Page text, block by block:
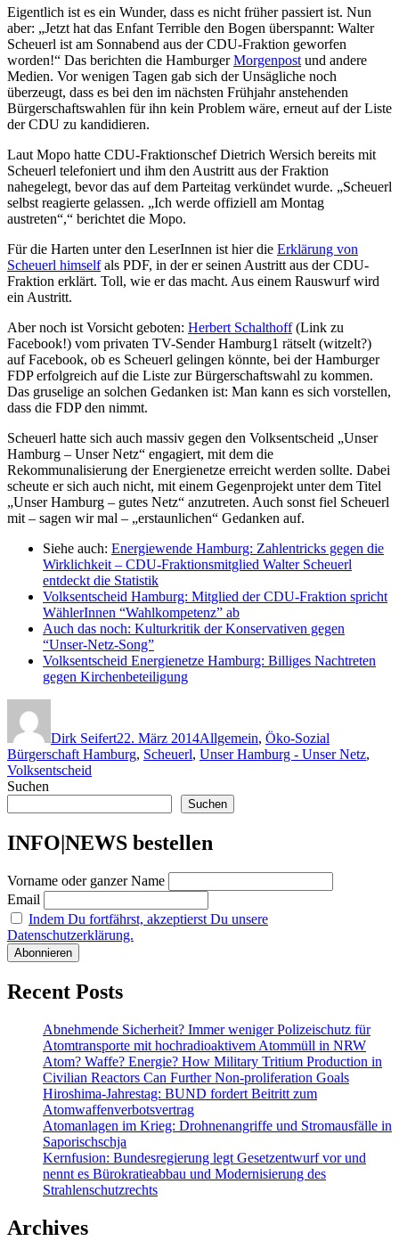
Eigentlich ist es ein Wunder, dass es nicht früher passiert ist. Nun
aber: „Jetzt hat das Enfant Terrible den Bogen überspannt: Walter
Scheuerl ist am Sonnabend aus der CDU-Fraktion geworfen
worden!“ Das berichten die HamburgerMorgenpost und andere
Medien. Vor wenigen Tagen gab sich der Unsägliche noch
überzeugt, dass es bei den im nächsten Frühjahr anstehenden
Bürgerschaftswahlen für ihn kein Problem wäre, erneut auf der Liste
der CDU zu kandidieren.
Laut Mopo hatte CDU-Fraktionschef Dietrich Wersich bereits mit
Scheuerl telefoniert und ihm den Austritt aus der Fraktion
nahegelegt, bevor das auf dem Parteitag verkündet wurde. „Scheuerl
selbst reagierte gelassen. „Ich werde offiziell am Montag
austreten“,“ berichtet die Mopo.
Für die Harten unter den LeserInnen ist hier die Erklärung von
Scheuerl himselfals PDF, in der er seinen Austritt aus der CDU-
Fraktion erklärt. Toll, wie er das macht. Aus einem Rauswurf wird
ein Austritt.
Aber noch ist Vorsicht geboten: Herbert Schalthoff(Link zu
Facebook!) vom privaten TV-Sender Hamburg1 rätselt (witzelt?)
auf Facebook, ob es Scheuerl gelingen könnte, bei der Hamburger
FDP erfolgreich auf die Liste zur Bürgerschaftswahl zu kommen.
Das gruselige an solchen Gedanken ist: Man kann es sich vorstellen,
dass die FDP den nimmt.
Scheuerl hatte sich auch massiv gegen den Volksentscheid „Unser
Hamburg – Unser Netz“ engagiert, mit dem die
Rekommunalisierung der Energienetze erreicht werden sollte. Dabei
scheute er sich auch nicht, mit einem Gegenprojekt unter dem Titel
„Unser Hamburg – gutes Netz“ anzutreten. Auch sonst fiel Scheuerl
mit – sagen wir mal – „erstaunlichen“ Gedanken auf.
Siehe auch: Energiewende Hamburg: Zahlentricks gegen die
Wirklichkeit – CDU-Fraktionsmitglied Walter Scheuerl
entdeckt die Statistik
Volksentscheid Hamburg: Mitglied der CDU-Fraktion spricht
WählerInnen “Wahlkompetenz” ab
Auch das noch: Kulturkritik der Konservativen gegen
“Unser-Netz-Song”
Volksentscheid Energienetze Hamburg: Billiges Nachtreten
gegen Kirchenbeteiligung
Dirk Seifert22. März 2014Allgemein, Öko-Sozial
Bürgerschaft Hamburg, Scheuerl, Unser Hamburg - Unser Netz,
Volksentscheid
Suchen
Suchen
INFO|NEWS bestellen
Vorname oder ganzer Name
Email
Indem Du fortfährst, akzeptierst Du unsere
Datenschutzerklärung.
Recent Posts
Abnehmende Sicherheit? Immer weniger Polizeischutz für
Atomtransporte mit hochradioaktivem Atommüll in NRW
Atom? Waffe? Energie? How Military Tritium Production in
Civilian Reactors Can Further Non-proliferation Goals
Hiroshima-Jahrestag: BUND fordert Beitritt zum
Atomwaffenverbotsvertrag
Atomanlagen im Krieg: Drohnenangriffe und Stromausfälle in
Saporischschja
Kernfusion: Bundesregierung legt Gesetzentwurf vor und
nennt es Bürokratieabbau und Modernisierung des
Strahlenschutzrechts
Archives